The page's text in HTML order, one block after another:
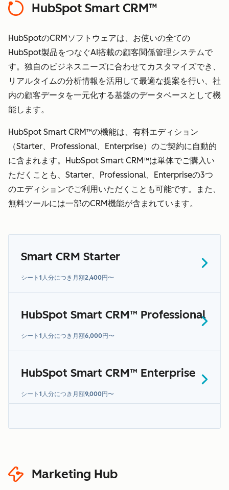
HubSpot Smart CRM™
HubSpotのCRMソフトウェアは、お使いの全ての
HubSpot製品をつなぐAI搭載の顧客関係管理システムで
す。独自のビジネスニーズに合わせてカスタマイズでき、
リアルタイムの分析情報を活用して最適な提案を行い、社
内の顧客データを一元化する基盤のデータベースとして機
能します。
HubSpot Smart CRM™の機能は、有料エディション
（Starter、Professional、Enterprise）のご契約に自動的
に含まれます。HubSpot Smart CRM™は単体でご購入い
ただくことも、Starter、Professional、Enterpriseの3つ
のエディションでご利用いただくことも可能です。また、
無料ツールには一部のCRM機能が含まれています。
Smart CRM Starter
シート1人分につき月額2,400円〜
HubSpot Smart CRM™ Professional
シート1人分につき月額6,000円〜
HubSpot Smart CRM™ Enterprise
シート1人分につき月額9,000円〜
HubSpotセンシティブデータ規
Marketing Hub